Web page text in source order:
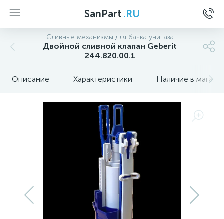
SanPart .RU
Сливные механизмы для бачка унитаза
Двойной сливной клапан Geberit
244.820.00.1
Описание Характеристики Наличие в